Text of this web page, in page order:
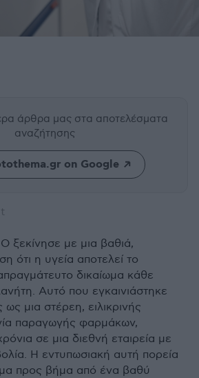
άρθρα μας στα αποτελέσματα
αναζήτησης
on Google
ξεκίνησε με μια βαθιά,
ότι η υγεία αποτελεί το
δικαίωμα κάθε
Αυτό που εγκαινιάστηκε
ως μια στέρεη, ειλικρινής
παραγωγής φαρμάκων,
σε μια διεθνή εταιρεία με
Η εντυπωσιακή αυτή πορεία
προς βήμα από ένα βαθύ